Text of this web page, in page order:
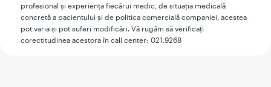
profesional şi experienţa fiecărui medic, de situaţia medicală
concretă a pacientului şi de politica comercială companiei, acestea
pot varia şi pot suferi modificări. Vă rugăm să verificaţi
corectitudinea acestora în call center: 021.9268